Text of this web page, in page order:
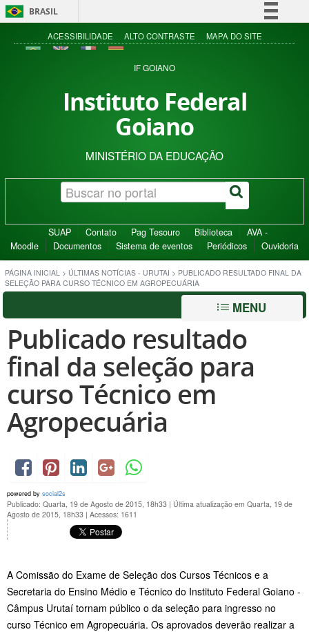
BRASIL
Simplifique!
Acesso à informação
ACESSIBILIDADE ALTO CONTRASTE MAPA DO SITE
IF GOIANO
Instituto Federal
Goiano
MINISTÉRIO DA EDUCAÇÃO
SUAP Contato Pag Tesouro Biblioteca
AVA -
Moodle
Documentos Sistema de eventos Periódicos Ouvidoria
PÁGINA INICIAL > ÚLTIMAS NOTÍCIAS - URUTAI > PUBLICADO RESULTADO FINAL DA
SELEÇÃO PARA CURSO TÉCNICO EM AGROPECUÁRIA
MENU
Publicado resultado
final da seleção para
curso Técnico em
Agropecuária
powered by social2s
Publicado: Quarta, 19 de Agosto de 2015, 18h33 | Última atualização em Quarta, 19 de
Agosto de 2015, 18h33 | Acessos: 1611
A Comissão do Exame de Seleção dos Cursos Técnicos e a
Secretaria do Ensino Médio e Técnico do Instituto Federal Goiano -
Câmpus Urutaí tornam público o da seleção para ingresso no
curso Técnico em Agropecuária. Os aprovados deverão realizar a